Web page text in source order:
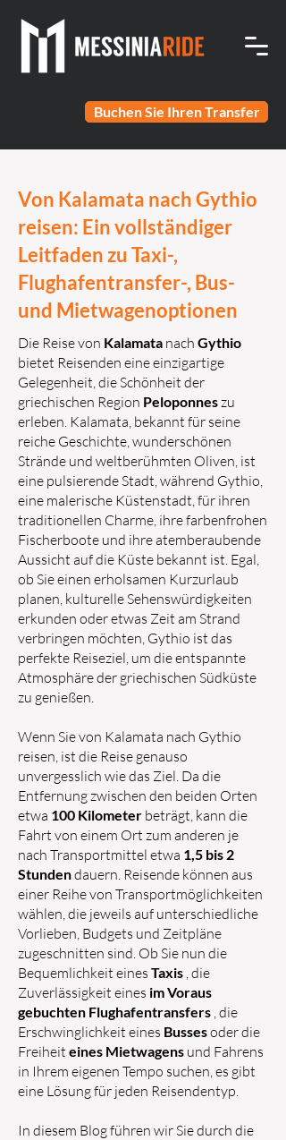
Buchen Sie Ihren Transfer
Von Kalamata nach Gythio
reisen: Ein vollständiger
Leitfaden zu Taxi-,
Flughafentransfer-, Bus-
und Mietwagenoptionen
Die Reise von Kalamata nach Gythio
bietet Reisenden eine einzigartige
Gelegenheit, die Schönheit der
griechischen Region Peloponneszu
erleben. Kalamata, bekannt für seine
reiche Geschichte, wunderschönen
Strände und weltberühmten Oliven, ist
eine pulsierende Stadt, während Gythio,
eine malerische Küstenstadt, für ihren
traditionellen Charme, ihre farbenfrohen
Fischerboote und ihre atemberaubende
Aussicht auf die Küste bekannt ist. Egal,
ob Sie einen erholsamen Kurzurlaub
planen, kulturelle Sehenswürdigkeiten
erkunden oder etwas Zeit am Strand
verbringen möchten, Gythio ist das
perfekte Reiseziel, um die entspannte
Atmosphäre der griechischen Südküste
zu genießen.
Wenn Sie von Kalamata nach Gythio
reisen, ist die Reise genauso
unvergesslich wie das Ziel. Da die
Entfernung zwischen den beiden Orten
etwa 100 Kilometer beträgt, kann die
Fahrt von einem Ort zum anderen je
nach Transportmittel etwa 1,5 bis 2
Stundendauern. Reisende können aus
einer Reihe von Transportmöglichkeiten
wählen, die jeweils auf unterschiedliche
Vorlieben, Budgets und Zeitpläne
zugeschnitten sind. Ob Sie nun die
Bequemlichkeit eines Taxis , die
Zuverlässigkeit eines im Voraus
gebuchten Flughafentransfers , die
Erschwinglichkeit eines Bussesoder die
Freiheit eines Mietwagens und Fahrens
in Ihrem eigenen Tempo suchen, es gibt
eine Lösung für jeden Reisendentyp.
In diesem Blog führen wir Sie durch die